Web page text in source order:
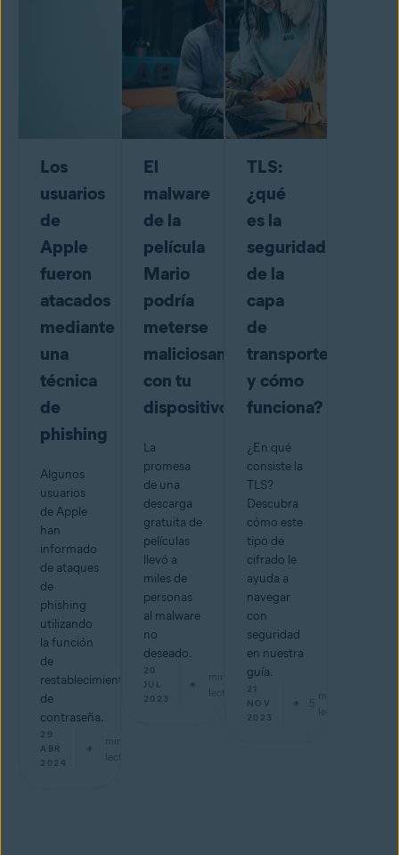
Los
usuarios
de
Apple
fueron
atacados
mediante
una
técnica
de
phishing
Algunos
usuarios
de Apple
han
informado
de ataques
de
phishing
utilizando
la función
de
restablecimiento
de
contraseña.
29
ABR
2024
min de
lectura
El
malware
de la
película
Mario
podría
meterse
maliciosamente
con tu
dispositivo
La
promesa
de una
descarga
gratuita de
películas
llevó a
miles de
personas
al malware
no
deseado.
20
JUL
2023
min de
lectura
TLS:
¿qué
es la
seguridad
de la
capa
de
transporte
y cómo
funciona?
¿En qué
consiste la
TLS?
Descubra
cómo este
tipo de
cifrado le
ayuda a
navegar
con
seguridad
en nuestra
guía.
21
NOV
2023
5
min de
lectura